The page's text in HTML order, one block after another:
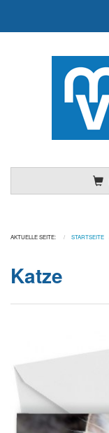
AKTUELLE SEITE: STARTSEITE
Katze